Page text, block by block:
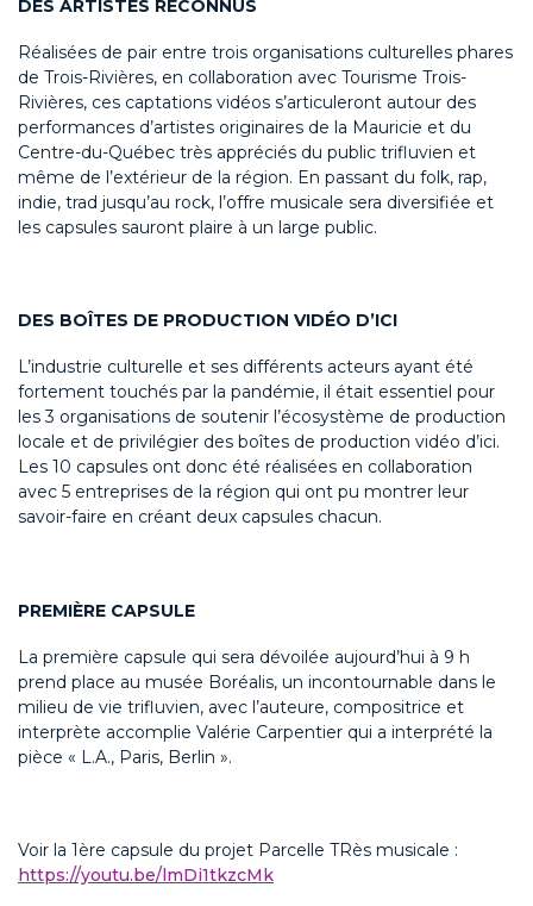
DES ARTISTES RECONNUS
Réalisées de pair entre trois organisations culturelles phares
de Trois-Rivières, en collaboration avec Tourisme Trois-
Rivières, ces captations vidéos s’articuleront autour des
performances d’artistes originaires de la Mauricie et du
Centre-du-Québec très appréciés du public trifluvien et
même de l’extérieur de la région. En passant du folk, rap,
indie, trad jusqu’au rock, l’offre musicale sera diversifiée et
les capsules sauront plaire à un large public.
DES BOÎTES DE PRODUCTION VIDÉO D’ICI
L’industrie culturelle et ses différents acteurs ayant été
fortement touchés par la pandémie, il était essentiel pour
les 3 organisations de soutenir l’écosystème de production
locale et de privilégier des boîtes de production vidéo d’ici.
Les 10 capsules ont donc été réalisées en collaboration
avec 5 entreprises de la région qui ont pu montrer leur
savoir-faire en créant deux capsules chacun.
PREMIÈRE CAPSULE
La première capsule qui sera dévoilée aujourd’hui à 9 h
prend place au musée Boréalis, un incontournable dans le
milieu de vie trifluvien, avec l’auteure, compositrice et
interprète accomplie Valérie Carpentier qui a interprété la
pièce « L.A., Paris, Berlin ».
Voir la 1ère capsule du projet Parcelle TRès musicale :
https://youtu.be/lmDi1tkzcMk